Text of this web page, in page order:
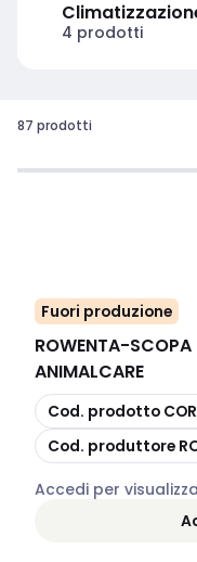
4 prodotti
87 prodotti
Fuori produzione
ROWENTA-
ANIMALCARE
copia
Cod. prodotto
copia
Cod. produttore
Accedi per